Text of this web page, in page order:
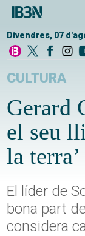
Divendres, 07
CULTURA
Gerard
el seu
la
El líder de
bona part
considera